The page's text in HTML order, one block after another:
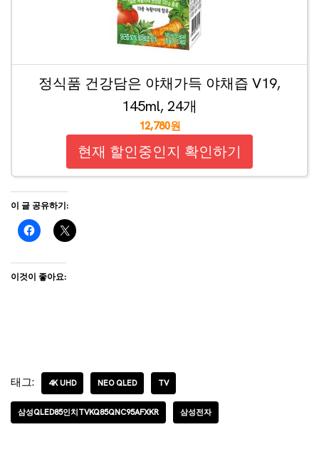
정식품 건강담은 야채가득 야채즙 V19,
145ml, 24개
12,780원
현재 할인중인지 확인하기
이 글 공유하기:
이것이 좋아요:
태그: 4K UHD NEO QLED TV
삼성QLED85인치TVKQ85QNC95AFXKR 삼성전자